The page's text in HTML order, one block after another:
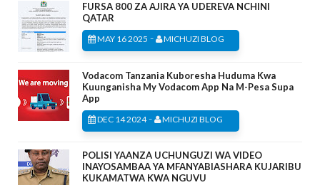
FURSA 800 ZA AJIRA YA UDEREVA NCHINI
QATAR
MAY 16 2025 - MICHUZI BLOG
Vodacom Tanzania Kuboresha Huduma Kwa
Kuunganisha My Vodacom App Na M-Pesa Supa
App
DEC 14 2024- MICHUZI BLOG
POLISI YAANZA UCHUNGUZI WA VIDEO
INAYOSAMBAA YA MFANYABIASHARA KUJARIBU
KUKAMATWA KWA NGUVU